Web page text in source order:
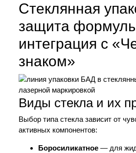
Стеклянная
защита
интеграция с
знаком»
Виды стекла и их
Выбор типа стекла зависит от
активных компонентов:
Боросиликатное— для